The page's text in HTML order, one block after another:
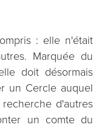
: elle n'était
Marquée du
doit désormais
un Cercle auquel
d'autres
un comte du